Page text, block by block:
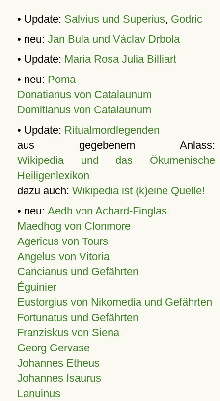
• Update: Salvius und Superius, Godric
• neu: Jan Bula und Václav Drbola
• Update: Maria Rosa Julia Billiart
• neu: Poma
Donatianus von Catalaunum
Domitianus von Catalaunum
• Update: Ritualmordlegenden
aus gegebenem Anlass:
Wikipedia und das Ökumenische
Heiligenlexikon
dazu auch: Wikipedia ist (k)eine Quelle!
• neu: Aedh von Achard-Finglas
Maedhog von Clonmore
Agericus von Tours
Angelus von Vitoria
Cancianus und Gefährten
Éguinier
Eustorgius von Nikomedia und Gefährten
Fortunatus und Gefährten
Franziskus von Siena
Georg Gervase
Johannes Etheus
Johannes Isaurus
Lanuinus